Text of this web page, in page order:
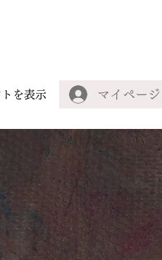
マイページ
を表示